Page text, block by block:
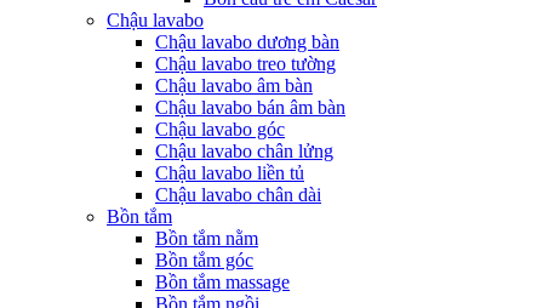
Chậu lavabo
Chậu lavabo dương bàn
Chậu lavabo treo tường
Chậu lavabo âm bàn
Chậu lavabo bán âm bàn
Chậu lavabo góc
Chậu lavabo chân lửng
Chậu lavabo liền tủ
Chậu lavabo chân dài
Bồn tắm
Bồn tắm nằm
Bồn tắm góc
Bồn tắm massage
Bồn tắm ngồi